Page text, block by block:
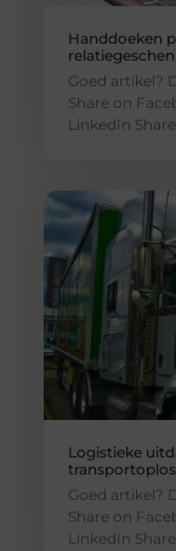
Handdoeken
Goed artikel?
Share on
LinkedIn Share
Logistieke
Goed artikel?
Share on
LinkedIn Share